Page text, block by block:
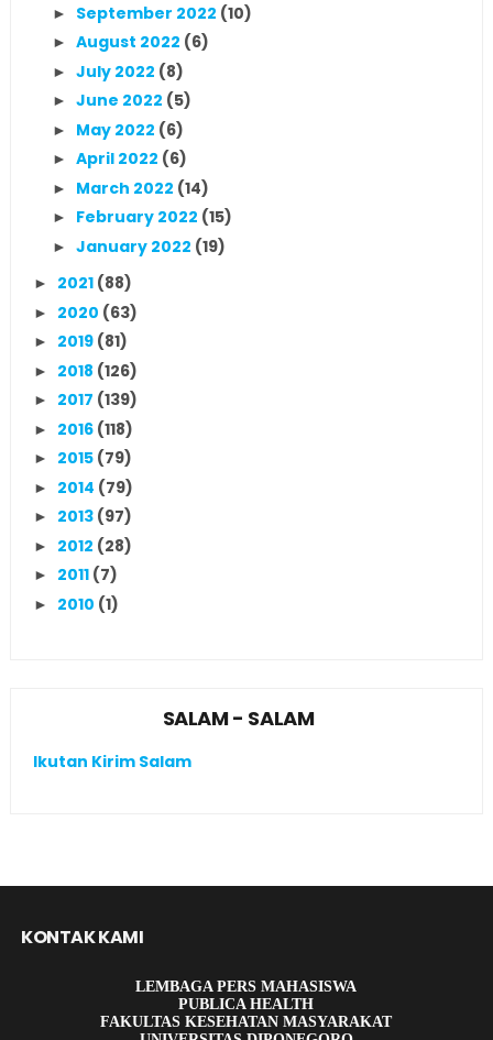
► September 2022 (10)
► August 2022 (6)
► July 2022 (8)
► June 2022 (5)
► May 2022 (6)
► April 2022 (6)
► March 2022 (14)
► February 2022 (15)
► January 2022 (19)
► 2021 (88)
► 2020 (63)
► 2019 (81)
► 2018 (126)
► 2017 (139)
► 2016 (118)
► 2015 (79)
► 2014 (79)
► 2013 (97)
► 2012 (28)
► 2011 (7)
► 2010 (1)
SALAM - SALAM
Ikutan Kirim Salam
KONTAK KAMI
LEMBAGA PERS MAHASISWA
PUBLICA HEALTH
FAKULTAS KESEHATAN MASYARAKAT